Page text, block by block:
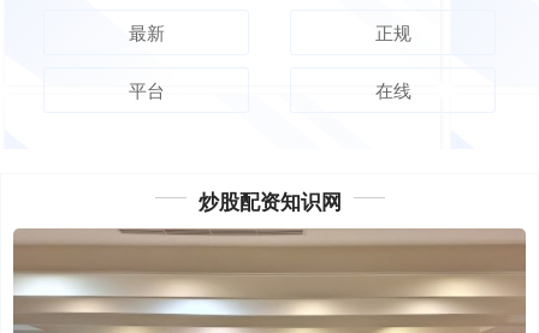
最新 正规
平台 在线
炒股配资知识网